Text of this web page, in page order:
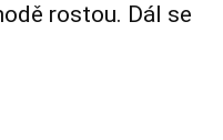
rostou. Dál se